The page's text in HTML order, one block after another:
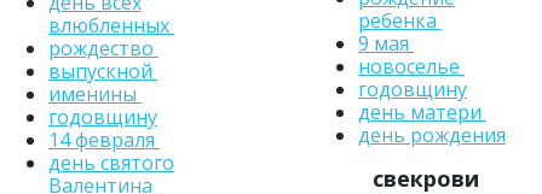
влюбленных
рождество
выпускной
именины
годовщину
14 февраля
день святого
Валентина
ребенка
9 мая
новоселье
годовщину
день матери
день рождения
свекрови